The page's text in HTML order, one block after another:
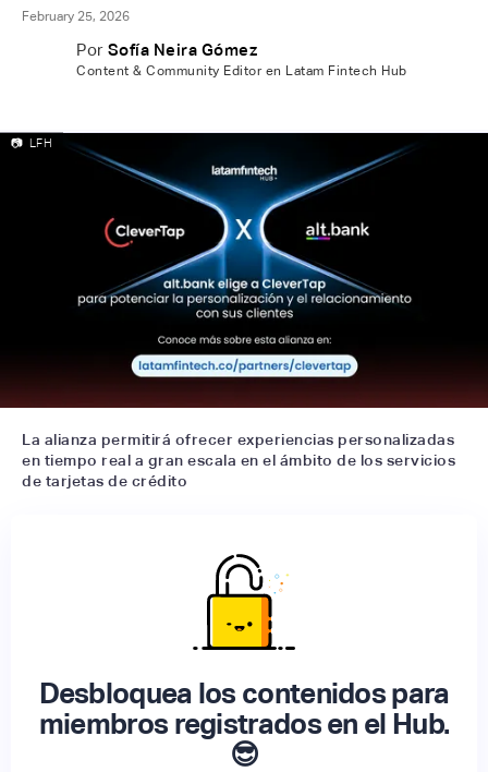
February 25, 2026
Por Sofía Neira Gómez
Content & Community Editor en Latam Fintech Hub
📷 LFH
La alianza permitirá ofrecer experiencias personalizadas
en tiempo real a gran escala en el ámbito de los servicios
de tarjetas de crédito
Desbloquea los contenidos para
miembros registrados en el Hub.
😎